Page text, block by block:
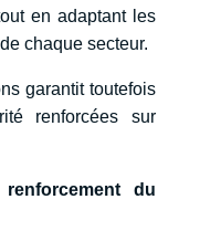
en adaptant les
chaque secteur.
garantit toutefois
renforcées sur
du